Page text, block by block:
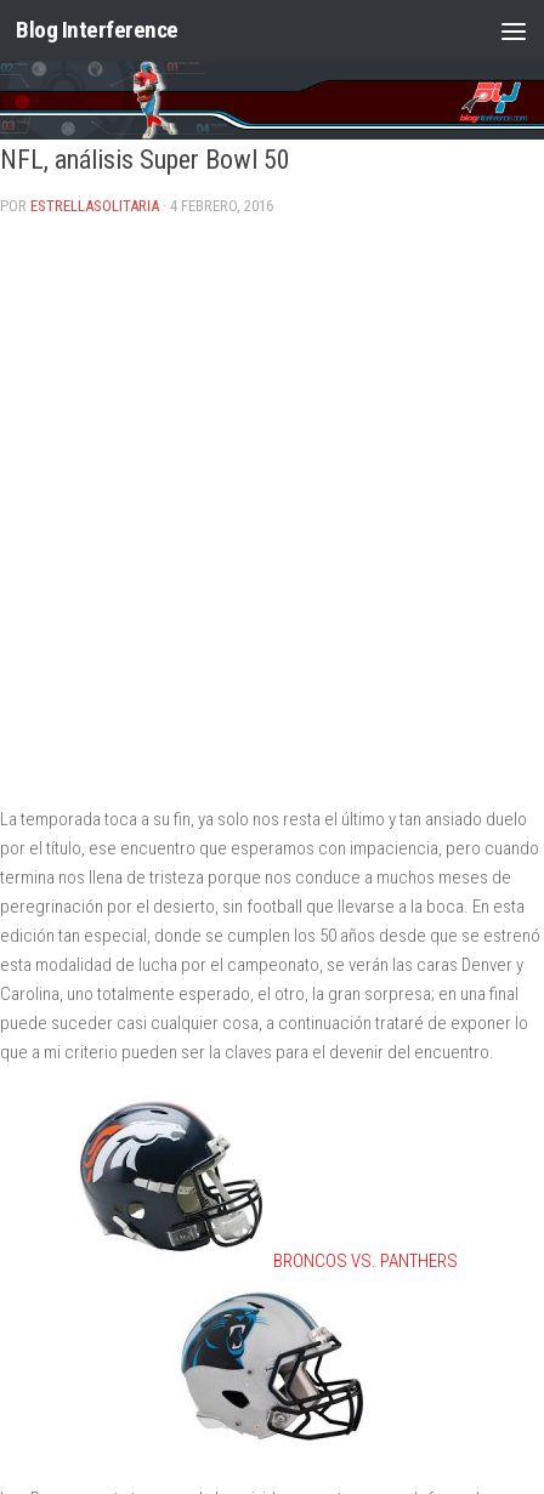
Saltar al contenido
Blog Interference
NFL, análisis Super Bowl 50
POR ESTRELLASOLITARIA · 4 FEBRERO, 2016
La temporada toca a su fin, ya solo nos resta el último y tan ansiado duelo
por el título, ese encuentro que esperamos con impaciencia, pero cuando
termina nos llena de tristeza porque nos conduce a muchos meses de
peregrinación por el desierto, sin football que llevarse a la boca. En esta
edición tan especial, donde se cumplen los 50 años desde que se estrenó
esta modalidad de lucha por el campeonato, se verán las caras Denver y
Carolina, uno totalmente esperado, el otro, la gran sorpresa; en una final
puede suceder casi cualquier cosa, a continuación trataré de exponer lo
que a mi criterio pueden ser la claves para el devenir del encuentro.
BRONCOS VS. PANTHERS